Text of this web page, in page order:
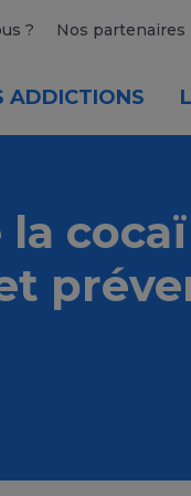
? Nos partenaires
ADDICTIONS